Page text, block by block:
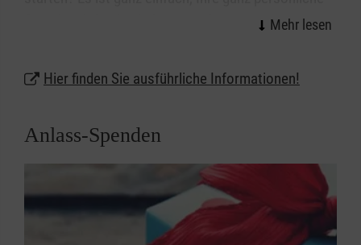
Hier finden Sie ausführliche Informationen!
Anlass-Spenden